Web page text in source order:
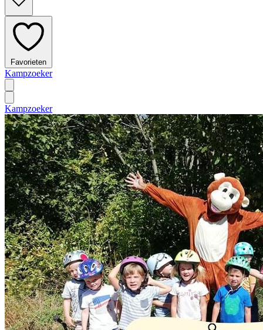
Favorieten
Kampzoeker
Kampzoeker